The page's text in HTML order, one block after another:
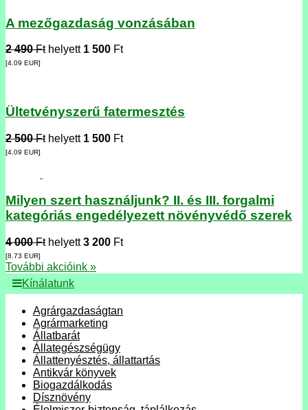
A mezőgazdaság vonzásában
2 490 Fthelyett 1 500 Ft
[4.09 EUR]
Ültetvényszerű fatermesztés
2 500 Fthelyett 1 500 Ft
[4.09 EUR]
Milyen szert használjunk? II. és III. forgalmi
kategóriás engedélyezett növényvédő szerek
4 000 Fthelyett3 200 Ft
[8.73 EUR]
További akcióink »
Kínálatunk
Agrárgazdaságtan
Agrármarketing
Állatbarát
Állategészségügy
Állattenyésztés, állattartás
Antikvár könyvek
Biogazdálkodás
Dísznövény